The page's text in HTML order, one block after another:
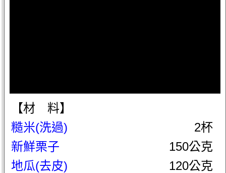
【材 料】
糙米(洗過)
2杯
新鮮栗子
150公克
地瓜(去皮)
120公克